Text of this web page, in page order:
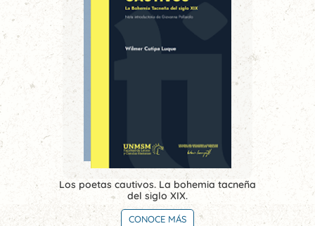
Los poetas cautivos. La bohemia tacneña
del siglo XIX.
CONOCE MÁS